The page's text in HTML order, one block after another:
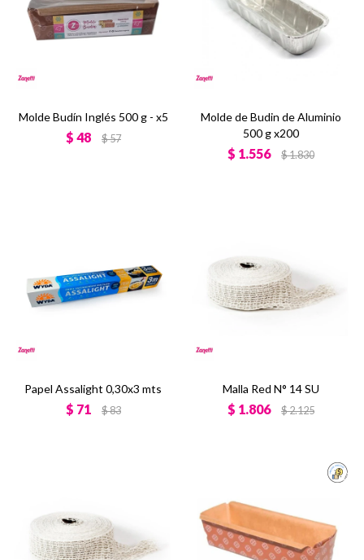
Molde Budín Inglés 500 g - x5
$ 48 $57
Molde de Budin de Aluminio
500 g x200
$ 1.556 $1.830
Papel Assalight 0,30x3 mts
$ 71 $83
Malla Red N° 14 SU
$ 1.806 $2.125